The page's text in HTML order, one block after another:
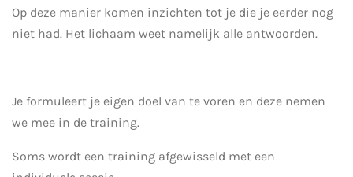
Op deze manier komen inzichten tot je die je eerder nog
niet had. Het lichaam weet namelijk alle antwoorden.
Je formuleert je eigen doel van te voren en deze nemen
we mee in de training.
Soms wordt een training afgewisseld met een